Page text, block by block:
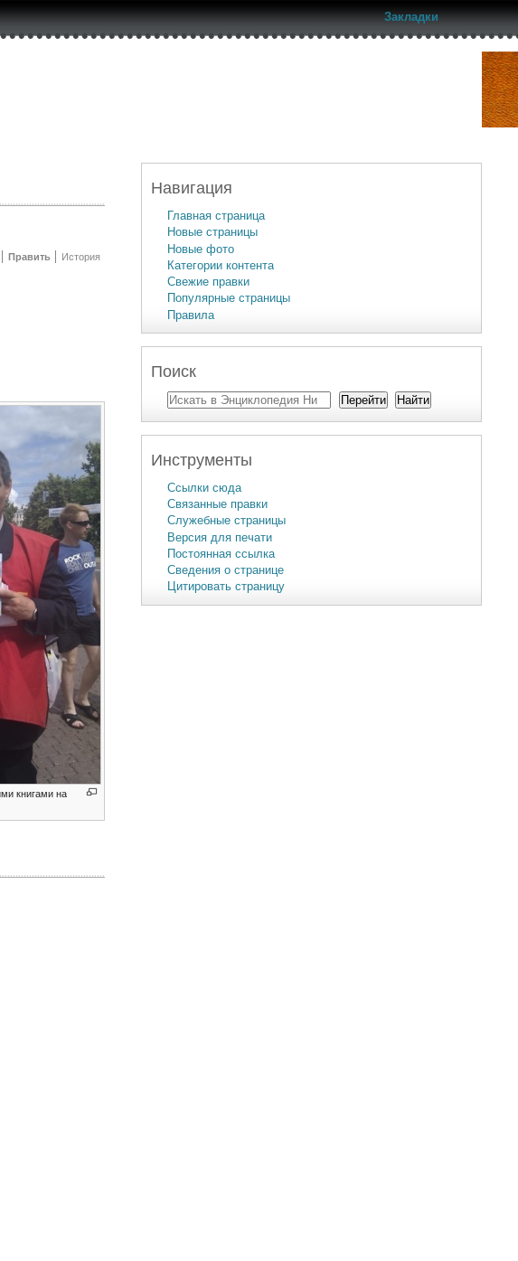
Закладки
Править История
книгами на
Навигация
Главная страница
Новые страницы
Новые фото
Категории контента
Свежие правки
Популярные страницы
Правила
Поиск
Инструменты
Ссылки сюда
Связанные правки
Служебные страницы
Версия для печати
Постоянная ссылка
Сведения о странице
Цитировать страницу